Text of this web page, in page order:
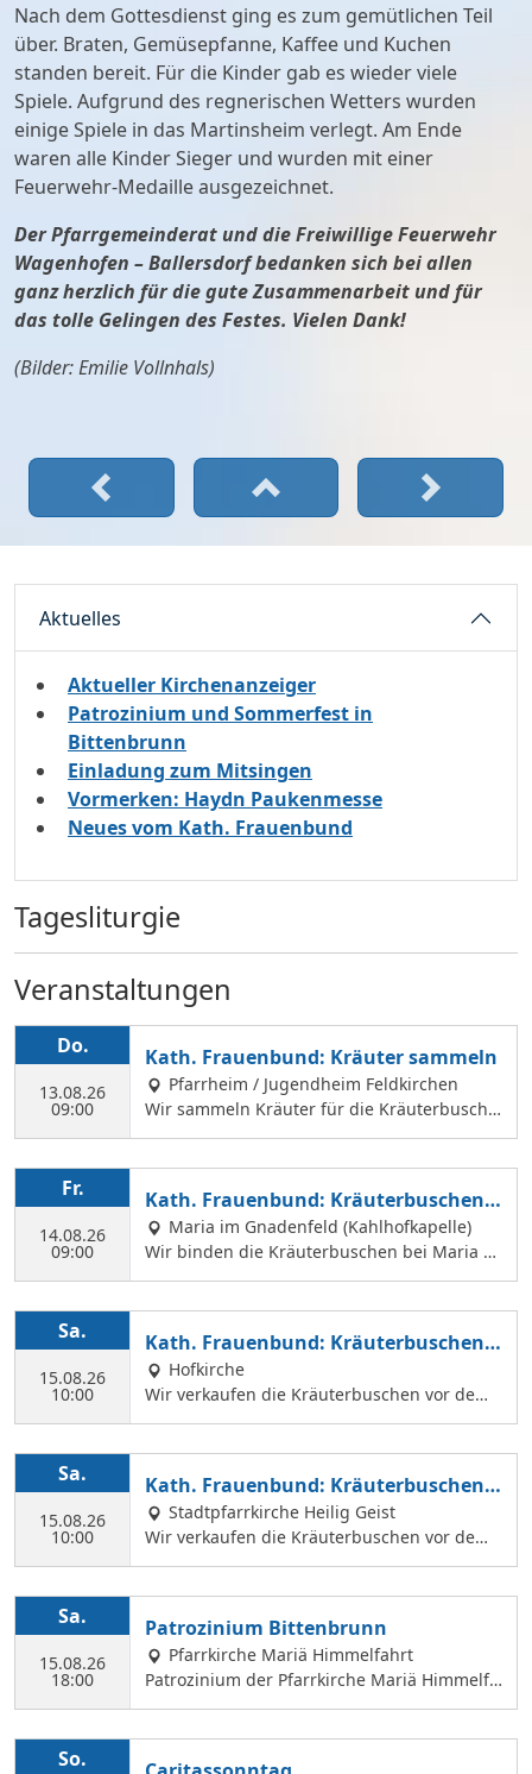
Nach dem Gottesdienst ging es zum gemütlichen Teil
über. Braten, Gemüsepfanne, Kaffee und Kuchen
standen bereit. Für die Kinder gab es wieder viele
Spiele. Aufgrund des regnerischen Wetters wurden
einige Spiele in das Martinsheim verlegt. Am Ende
waren alle Kinder Sieger und wurden mit einer
Feuerwehr-Medaille ausgezeichnet.
Der Pfarrgemeinderat und die Freiwillige Feuerwehr
Wagenhofen – Ballersdorf bedanken sich bei allen
ganz herzlich für die gute Zusammenarbeit und für
das tolle Gelingen des Festes. Vielen Dank!
(Bilder: Emilie Vollnhals)
Aktuelles
Aktueller Kirchenanzeiger
Patrozinium und Sommerfest in
Bittenbrunn
Einladung zum Mitsingen
Vormerken: Haydn Paukenmesse
Neues vom Kath. Frauenbund
Tagesliturgie
Veranstaltungen
Do.
13.08.26
09:00
Kath. Frauenbund: Kräuter sammeln
Pfarrheim / Jugendheim Feldkirchen
Wir sammeln Kräuter für die Kräuterbusche
n, die wir am 14. August binden und an Mar
Margit Ettig am Jugendheim Feldkirchen.
Fr.
14.08.26
09:00
Kath. Frauenbund: Kräuterbuschen b
inden
Maria im Gnadenfeld (Kahlhofkapelle)
Wir binden die Kräuterbuschen bei Maria a
m Kahlhof. Wir brauchen viele Helferinnen z
der Hl. Geist Kirche Kräuterbuschen verkauf
en können.
Sa.
15.08.26
10:00
Kath. Frauenbund: Kräuterbuschen V
erkauf
Hofkirche
Wir verkaufen die Kräuterbuschen vor dem
Festgottesdienst in der Hofkirche.
Sa.
15.08.26
10:00
Kath. Frauenbund: Kräuterbuschen V
erkauf
Stadtpfarrkirche Heilig Geist
Wir verkaufen die Kräuterbuschen vor dem
Festgottesdienst in der Hl. Geist Kirche.
Sa.
15.08.26
18:00
Patrozinium Bittenbrunn
Pfarrkirche Mariä Himmelfahrt
Patrozinium der Pfarrkirche Mariä Himmelfa
hrt in Bittenbrunn Um 18:00 Uhr Festgottesd
So.